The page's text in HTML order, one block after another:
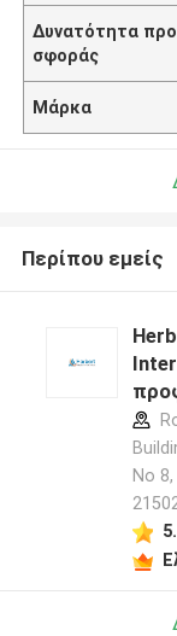
Δυνατότητα προ
σφοράς
Μάρκα
Περίπου εμείς
No